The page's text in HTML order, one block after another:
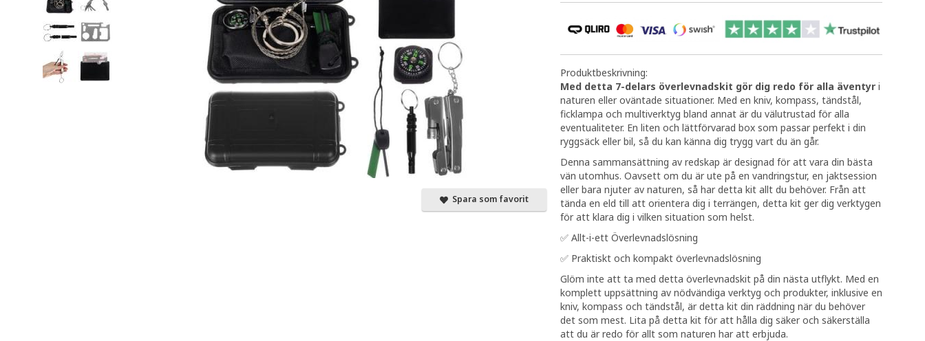
Produktbeskrivning:
Med detta 7-delars överlevnadskit gör dig redo för alla äventyr i
naturen eller oväntade situationer. Med en kniv, kompass, tändstål,
ficklampa och multiverktyg bland annat är du välutrustad för alla
eventualiteter. En liten och lättförvarad box som passar perfekt i din
ryggsäck eller bil, så du kan känna dig trygg vart du än går.
Denna sammansättning av redskap är designad för att vara din bästa
vän utomhus. Oavsett om du är ute på en vandringstur, en jaktsession
eller bara njuter av naturen, så har detta kit allt du behöver. Från att
tända en eld till att orientera dig i terrängen, detta kit ger dig verktygen
för att klara dig i vilken situation som helst.
✅ Allt-i-ett Överlevnadslösning
✅ Praktiskt och kompakt överlevnadslösning
Glöm inte att ta med detta överlevnadskit på din nästa utflykt. Med en
komplett uppsättning av nödvändiga verktyg och produkter, inklusive en
kniv, kompass och tändstål, är detta kit din räddning när du behöver
det som mest. Lita på detta kit för att hålla dig säker och säkerställa
att du är redo för allt som naturen har att erbjuda.
Spara som favorit